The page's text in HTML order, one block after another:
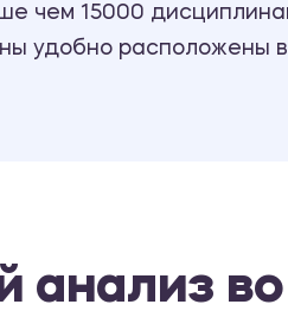
15000
удобно расположены
анализ